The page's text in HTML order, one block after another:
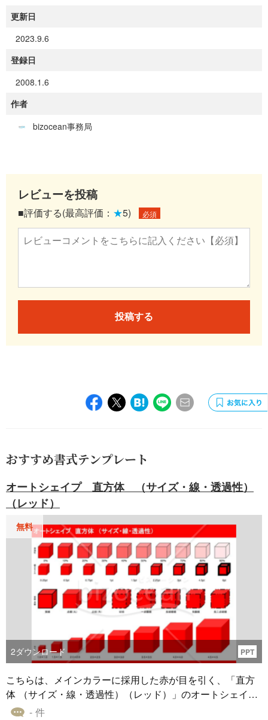
更新日
2023.9.6
登録日
2008.1.6
作者
bizocean事務局
レビューを投稿
■評価する(最高評価： ★5) 必須
投稿する
おすすめ書式テンプレート
オートシェイプ 直方体 （サイズ・線・透過性）
（レッド）
無料
2ダウンロード PPT
こちらは、メインカラーに採用した赤が目を引く、「直方
体 （サイズ・線・透過性）（レッド）」のオートシェイプ
素材です。 透過率や線（太さや種類）を変えた直方体の素
- 件